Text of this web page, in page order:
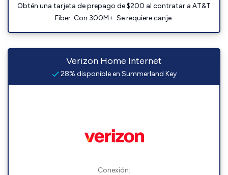
Obtén una tarjeta de prepago de $200 al contratar a AT&T
Fiber. Con 300M+. Se requiere canje.
Verizon Home Internet
28% disponible en Summerland Key
Conexión: